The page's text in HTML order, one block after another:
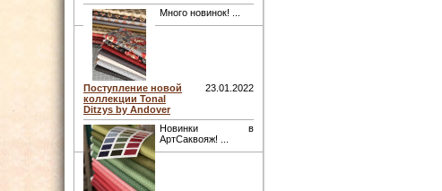
Много новинок! ...
Поступление новой
коллекции Tonal
Ditzys by Andover
23.01.2022
Новинки в
АртСаквояж! ...